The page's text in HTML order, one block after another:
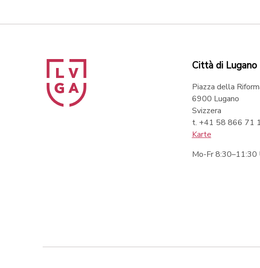
Città di Lugano
Piazza della
6900 Lugano
Svizzera
t. +41 58 866 71
Karte
Mo-Fr 8:30–11:30